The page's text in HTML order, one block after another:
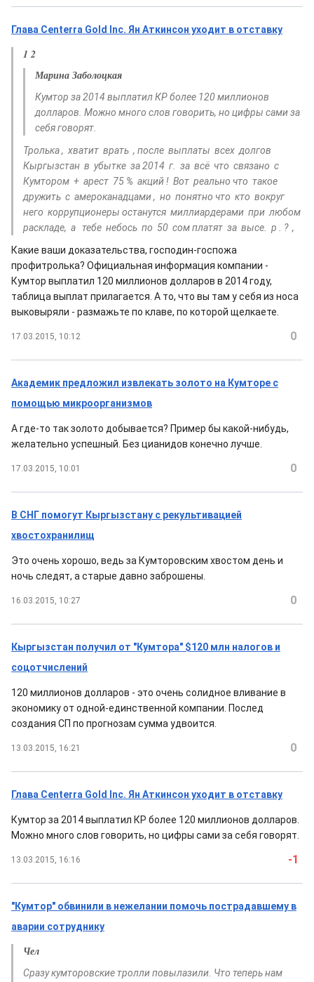
Глава Centerra Gold Inc. Ян Аткинсон уходит в отставку
1 2
Марина Заболоцкая
Кумтор за 2014 выплатил КР более 120 миллионов
долларов. Можно много слов говорить, но цифры сами за
себя говорят.
Тролька , хватит врать , после выплаты всех долгов
Кыргызстан в убытке за 2014 г. за всё что связано с
Кумтором + арест 75 % акций ! Вот реально что такое
дружить с амероканадцами , но понятно что кто вокруг
него коррупционеры останутся миллиардерами при любом
раскладе, а тебе небось по 50 сом платят за высе. р . ? ,
Какие ваши доказательства, господин-госпожа
профитролька? Официальная информация компании -
Кумтор выплатил 120 миллионов долларов в 2014 году,
таблица выплат прилагается. А то, что вы там у себя из носа
выковыряли - размажьте по клаве, по которой щелкаете.
17.03.2015, 10:12 0
Академик предложил извлекать золото на Кумторе с
помощью микроорганизмов
А где-то так золото добывается? Пример бы какой-нибудь,
желательно успешный. Без цианидов конечно лучше.
17.03.2015, 10:01 0
В СНГ помогут Кыргызстану с рекультивацией
хвостохранилищ
Это очень хорошо, ведь за Кумторовским хвостом день и
ночь следят, а старые давно заброшены.
16.03.2015, 10:27 0
Кыргызстан получил от "Кумтора" $120 млн налогов и
соцотчислений
120 миллионов долларов - это очень солидное вливание в
экономику от одной-единственной компании. Послед
создания СП по прогнозам сумма удвоится.
13.03.2015, 16:21 0
Глава Centerra Gold Inc. Ян Аткинсон уходит в отставку
Кумтор за 2014 выплатил КР более 120 миллионов долларов.
Можно много слов говорить, но цифры сами за себя говорят.
13.03.2015, 16:16 -1
"Кумтор" обвинили в нежелании помочь пострадавшему в
аварии сотруднику
Чел
Сразу кумторовские тролли повылазили. Что теперь нам